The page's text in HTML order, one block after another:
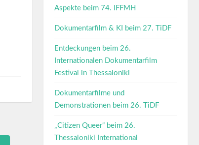
Aspekte beim 74. IFFMH
Dokumentarfilm & KI beim 27. TiDF
Entdeckungen beim 26.
Internationalen Dokumentarfilm
Festival in Thessaloniki
Dokumentarfilme und
Demonstrationen beim 26. TiDF
„Citizen Queer“ beim 26.
Thessaloniki International